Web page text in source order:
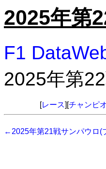
2025年第
F1
2025年第
[レース][チャンピ
←2025年第21戦サンパウロ(